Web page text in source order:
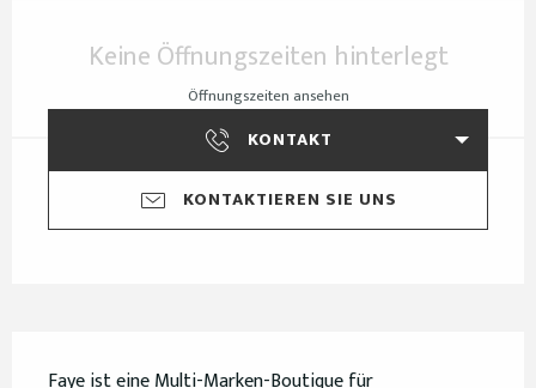
Keine Öffnungszeiten hinterlegt
Öffnungszeiten ansehen
KONTAKT
KONTAKTIEREN SIE UNS